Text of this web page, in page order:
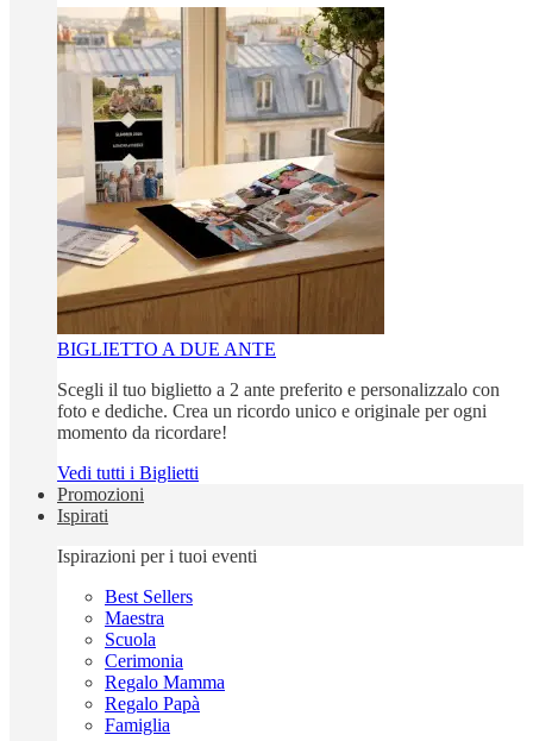
BIGLIETTO A DUE ANTE
Scegli il tuo biglietto a 2 ante preferito e personalizzalo con
foto e dediche. Crea un ricordo unico e originale per ogni
momento da ricordare!
Vedi tutti i Biglietti
Promozioni
Ispirati
Ispirazioni per i tuoi eventi
Best Sellers
Maestra
Scuola
Cerimonia
Regalo Mamma
Regalo Papà
Famiglia